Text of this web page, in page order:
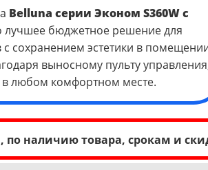
Belluna серии Эконом S360W с
лучшее бюджетное решение для
сохранением эстетики в
выносному пульту
в любом комфортном месте.
по наличию товара, срокам и